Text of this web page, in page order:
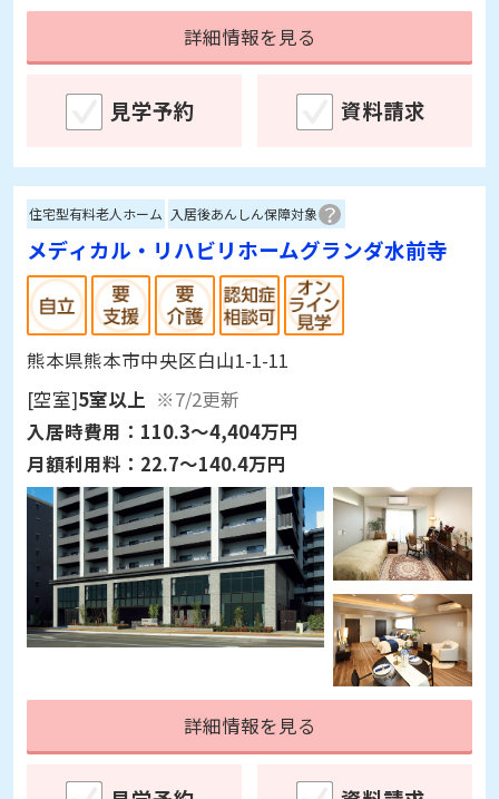
詳細情報を見る
見学予約 資料請求
住宅型有料老人ホーム 入居後あんしん保障対象
メディカル・リハビリホームグランダ水前寺
熊本県熊本市中央区白山1-1-11
[空室]5室以上 ※7/2更新
入居時費用： 110.3～4,404万円
月額利用料： 22.7～140.4万円
詳細情報を見る